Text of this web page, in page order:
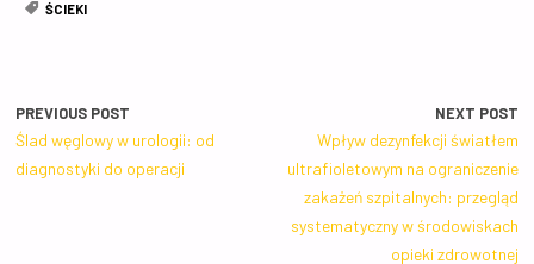
ŚCIEKI
PREVIOUS POST
Ślad węglowy w urologii: od
diagnostyki do operacji
NEXT POST
Wpływ dezynfekcji światłem
ultrafioletowym na ograniczenie
zakażeń szpitalnych: przegląd
systematyczny w środowiskach
opieki zdrowotnej